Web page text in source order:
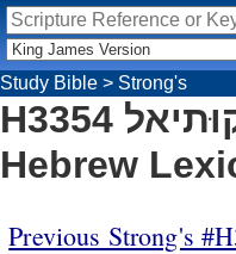
Study Bible > Strong's
H3354 יקוּתיאל - Strong's
Hebrew
Previous Strong's